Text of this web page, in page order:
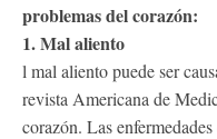
problemas del corazón:
1. Mal aliento
l mal aliento puede ser
revista Americana de
corazón. Las